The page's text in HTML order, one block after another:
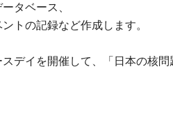
タベース、
トの記録など作成します。
デイを開催して、「日本の核問